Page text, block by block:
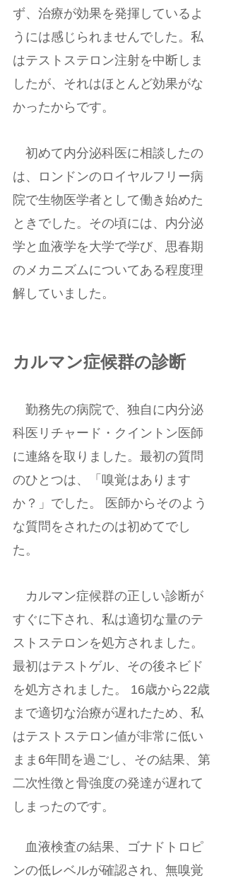
ず、治療が効果を発揮しているよ
うには感じられませんでした。私
はテストステロン注射を中断しま
したが、それはほとんど効果がな
かったからです。
初めて内分泌科医に相談したの
は、ロンドンのロイヤルフリー病
院で生物医学者として働き始めた
ときでした。その頃には、内分泌
学と血液学を大学で学び、思春期
のメカニズムについてある程度理
解していました。
カルマン症候群の診断
勤務先の病院で、独自に内分泌
科医リチャード・クイントン医師
に連絡を取りました。最初の質問
のひとつは、「嗅覚はあります
か？」でした。 医師からそのよう
な質問をされたのは初めてでし
た。
カルマン症候群の正しい診断が
すぐに下され、私は適切な量のテ
ストステロンを処方されました。
最初はテストゲル、その後ネビド
を処方されました。 16歳から22歳
まで適切な治療が遅れたため、私
はテストステロン値が非常に低い
まま6年間を過ごし、その結果、第
二次性徴と骨強度の発達が遅れて
しまったのです。
血液検査の結果、ゴナドトロピ
ンの低レベルが確認され、無嗅覚